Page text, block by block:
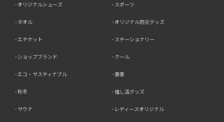
オリジナルシューズ スポーツ
タオル オリジナル防災グッズ
エチケット ステーショナリー
ショップブランド クール
エコ・サスティナブル 春夏
秋冬 推し活グッズ
サウナ レディースオリジナル